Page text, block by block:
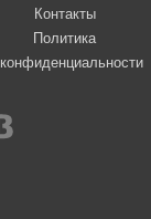
Контакты
Политика
конфиденциальности